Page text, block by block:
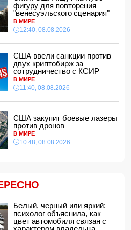
обвинения
любовницы
закупит лазерные
установки на 400 млн
важнейшего продукта
отреагировала на статус
принял посла
Армении: В ближайшее
к практической
TRIPP
фигуру для повторения
"венесуэльского сценария"
В МИРЕ
12:40, 08.08.2026
США ввели санкции против
двух криптобирж за
сотрудничество с КСИР
В МИРЕ
11:40, 08.08.2026
США закупит боевые лазеры
против дронов
В МИРЕ
10:48, 08.08.2026
Белый, черный или яркий:
психолог объяснила, как
цвет автомобиля связан с